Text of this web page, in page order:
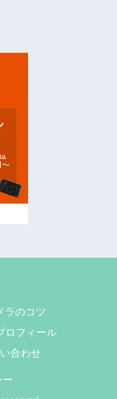
ラのコツ
ロフィール
合わせ
ー